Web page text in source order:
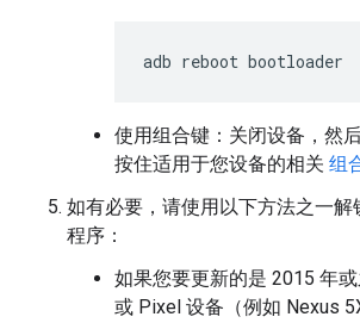
adb reboot bootloader
使用组合键：关闭设备，然
按住适用于您设备的相关 组
如有必要，请使用以下方法之一解
程序：
如果您要更新的是 2015 年
或 Pixel 设备（例如 Nexus